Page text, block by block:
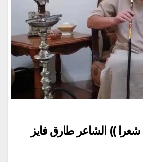
(( ملامح الطود . . شعرا )) الشاعر طارق فايز